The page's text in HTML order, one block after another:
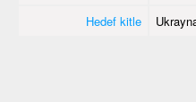
Hedef kitle